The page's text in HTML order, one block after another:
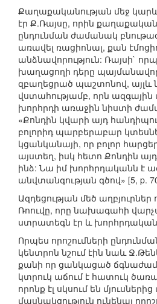
Քաղաքականության մեջ
էր Ք.Ռայսը, որին քաղաքական
ընդունման ժամանակ
առավել ռացիոնալ, քան
անձնավորություն: Ռայսի`
խաղացողի դերը
զբաղեցրած պաշտոնով, այլև
վստահությամբ, որն
խորհրդի առաջին նիստի
«Քոնդին կվարի այդ
բոլորիդ պարբերաբար
կցանկանայի, որ բոլոր
այստեղ, իսկ հետո Քոնդին
ինձ: Նա իմ խորհրդականն է
անվտանգության գծով» [5, p.
Ազդեցության մեծ
Ռոուվը, որը նախագահի
ստրատեգն էր և
Որպես որոշումների
կենտրոն նշում էին նաև
քանի որ ցանկացած
կտրուկ աճում է հատուկ
որոնք էլ սկսում են
մասնակցություն ունենալ